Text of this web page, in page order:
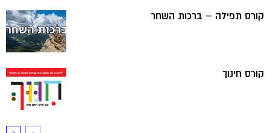
קורס תפילה – ברכות השחר
קורס חינוך